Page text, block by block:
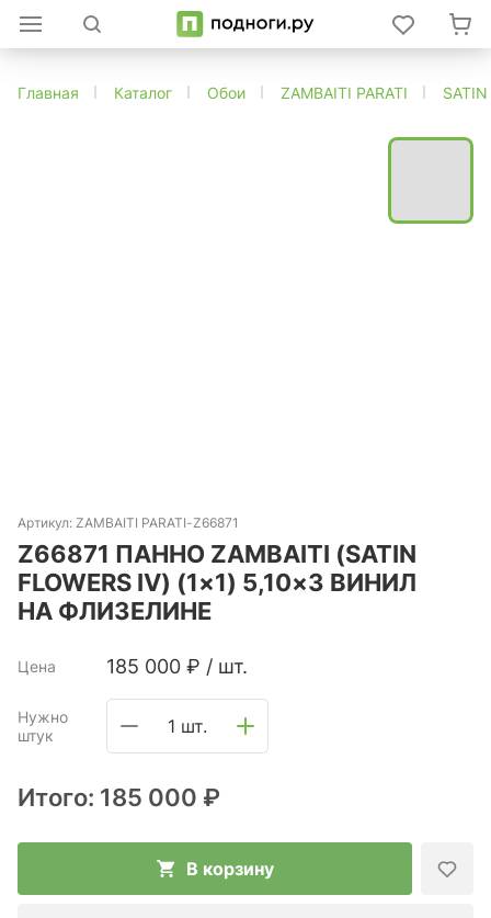
Главная Каталог Обои ZAMBAITI PARATI
Артикул: ZAMBAITI PARATI-Z66871
Z66871 ПАННО ZAMBAITI (SATIN
FLOWERS IV) (1×1) 5,10×3 ВИНИЛ
НА ФЛИЗЕЛИНЕ
Цена 185 000 ₽ / шт.
Нужно
штук
1 шт.
Итого: 185 000 ₽
В корзину